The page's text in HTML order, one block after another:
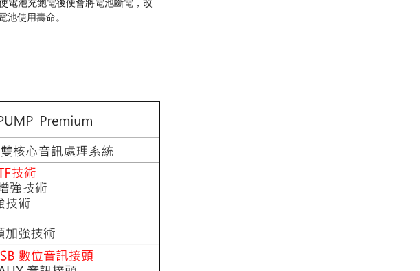
電池充飽電後便會將電池斷電，改
使用壽命。